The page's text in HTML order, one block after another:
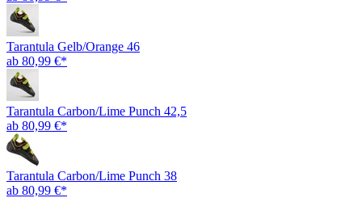
Tarantula Gelb/Orange 46
ab 80,99 €*
Tarantula Carbon/Lime Punch 42,5
ab 80,99 €*
Tarantula Carbon/Lime Punch 38
ab 80,99 €*